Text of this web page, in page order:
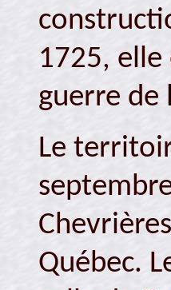
1725, elle
guerre de
Le
Québec.